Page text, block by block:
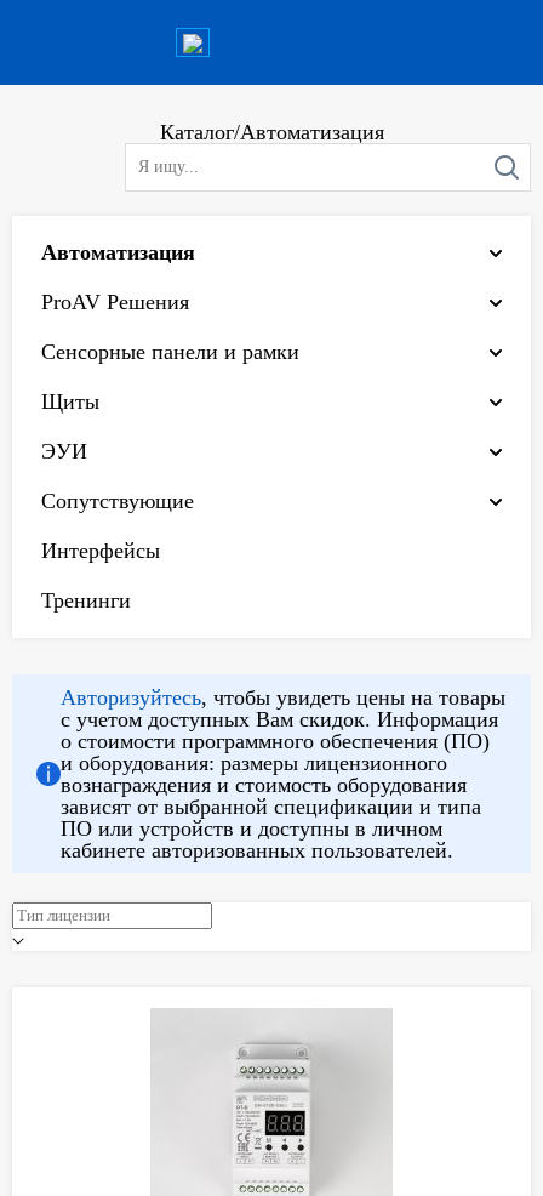
Каталог/Автоматизация
Автоматизация
ProAV Решения
Сенсорные панели и рамки
Щиты
ЭУИ
Сопутствующие
Интерфейсы
Тренинги
Авторизуйтесь, чтобы увидеть цены на товары
с учетом доступных Вам скидок. Информация
о стоимости программного обеспечения (ПО)
и оборудования: размеры лицензионного
вознаграждения и стоимость оборудования
зависят от выбранной спецификации и типа
ПО или устройств и доступны в личном
кабинете авторизованных пользователей.